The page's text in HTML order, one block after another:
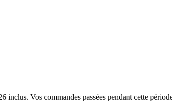
Vos commandes passées pendant cette